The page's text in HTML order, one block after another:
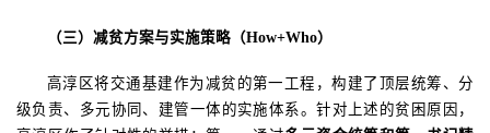
（三）减贫方案与实施策略（How+Who）
高淳区将交通基建作为减贫的第一工程，构建了顶层统筹、分
级负责、多元协同、建管一体的实施体系。针对上述的贫困原因，